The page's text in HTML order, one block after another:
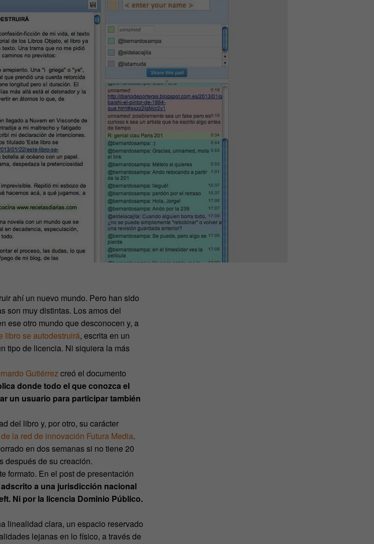
ahí un nuevo mundo. Pero han sido
son muy distintas. Los amos del
ese otro mundo que desconocen y, a
libro se autodestruirá, escrita en un
tipo de licencia. Ni siquiera la más
Gutiérrezcreó el documento
donde todo el que conozca el
un usuario para participar también
del libro y, por otro, su carácter
la red de innovación Futura Media.
en dos semanas si no tiene 20
después de su creación.
formato. En el post de presentación
a una jurisdicción nacional
Ni por la licencia Dominio Público.
linealidad clara, un espacio reservado
lejanas en lo físico, a través de